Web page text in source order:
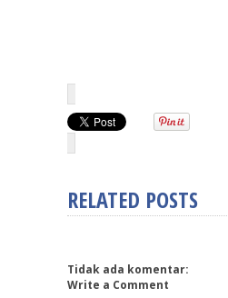
RELATED POSTS
Tidak ada komentar:
Write a Comment